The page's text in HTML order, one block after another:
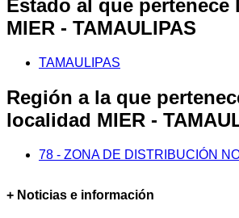
Estado al que pertenece
MIER - TAMAULIPAS
TAMAULIPAS
Región a la que
localidad MIER -
78 - ZONA DE DISTRIBUCIÓN
+ Noticias e información